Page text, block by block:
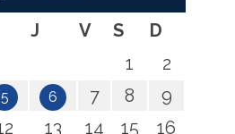
J V S
D
1
2
5 6 7 8
9
13 14 15
16